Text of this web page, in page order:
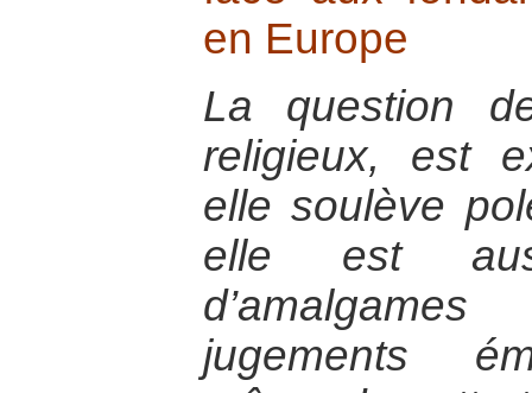
en Europe
La question
religieux, est
elle soulève
elle est
jugements